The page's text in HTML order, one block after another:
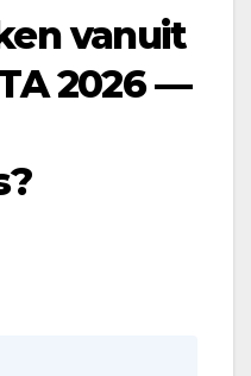
vanuit
2026 —